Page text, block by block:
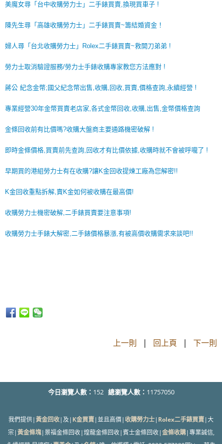
美魔女尋「台中收購勞力士」二手錶買賣,換現買車子 !
陳先生尋「高雄收購勞力士」二手錶買賣~籌結婚資金！
婦人尋「台北收購勞力士」Rolex二手錶買賣~救開刀弟弟 !
勞力士取消驗證服務/勞力士手錶收購專家教您方法應對 !
蔣公 紀念金幣;國父紀念幣出售,收購,回收,買賣,價格查詢,永續經營 !
專業經營30年金幣買賣老店家,各式金幣回收,收購,出售,金幣價格查詢
金條回收前有比價嗎?收購大盤商主要通路機密破解 !
即時金條價格,買賣前先查詢,回收才有比價依據,收購時就不會被呼嚨了 !
早期買的港組勞力士有在收購?讓K金回收提煉工廠為您解密!!
K金回收重點拆解,賣K金如何被收購在最高價!
收購勞力士機密破解,二手錶買賣要注意事項!
收購勞力士手錶大解密,二手錶價格暴漲,有被高價收購需求來談吧!!
上一則 | 回上頁 | 下一則
今日瀏覽人數： 152 總瀏覽人數： 11757050
我們提供|黃金回收|及| K金買賣|並且高價|收購勞力士| Rolex二手錶買賣|大
宗|黃金條塊|景福金條回收|煌龍金條回收|賓士金條回收|金條收購|專業誠信,